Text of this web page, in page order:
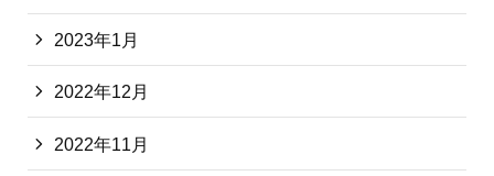
2023年1月
2022年12月
2022年11月